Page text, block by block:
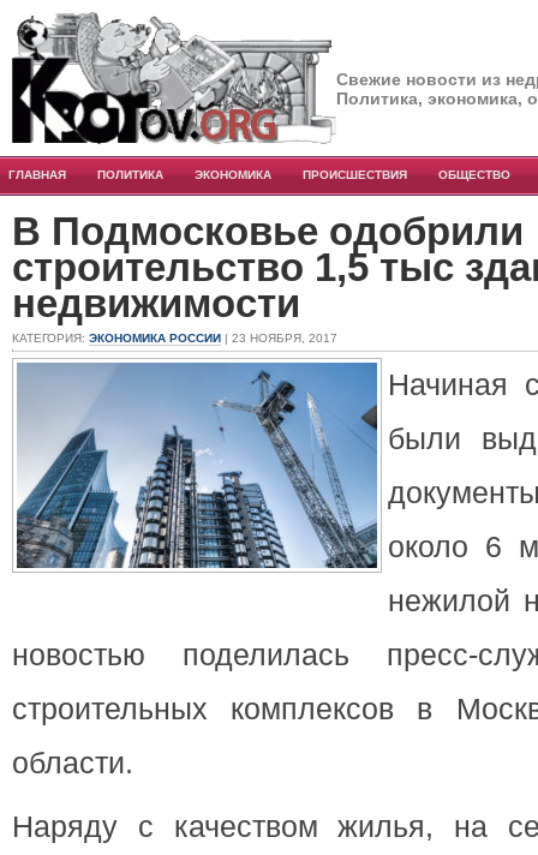
Свежие новости из
Политика, экономика,
ГЛАВНАЯ ПОЛИТИКА ЭКОНОМИКА ПРОИСШЕСТВИЯ ОБЩЕСТВО
В Подмосковье одобрили
строительство 1,5 тыс
недвижимости
КАТЕГОРИЯ: ЭКОНОМИКА РОССИИ | 23 НОЯБРЯ, 2017
Начиная
были
около 6
нежилой
новостью поделилась пресс-
строительных комплексов в
области.
Наряду с качеством жилья, на